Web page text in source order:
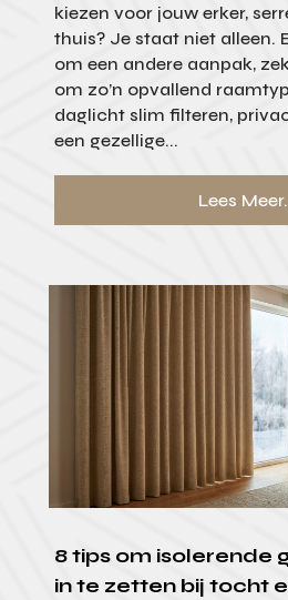
kiezen voor jouw erker,
thuis? Je staat niet alleen.
om een andere aanpak,
om zo’n opvallend
daglicht slim filteren,
een gezellige...
Lees
8 tips om isolerende
in te zetten bij tocht